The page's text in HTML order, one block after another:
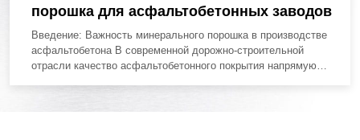
порошка для асфальтобетонных заводов
Введение: Важность минерального порошка в производстве
асфальтобетона В современной дорожно-строительной
отрасли качество асфальтобетонного покрытия напрямую